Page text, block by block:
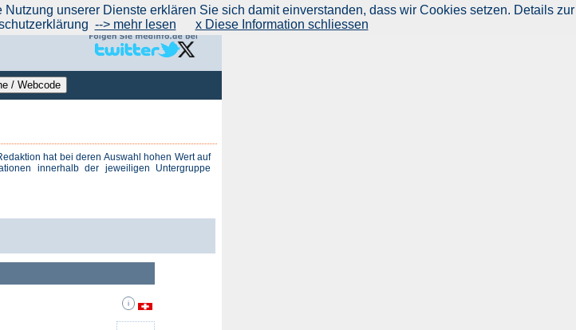
hat bei deren Auswahl hohen Wert auf
innerhalb der jeweiligen Untergruppe
hinzufügen (Gratis!)|über Medinfo|Feedback
unserer Dienste erklären Sie sich damit einverstanden, dass wir Cookies setzen. Details zur
--> mehr lesen x Diese Information schliessen